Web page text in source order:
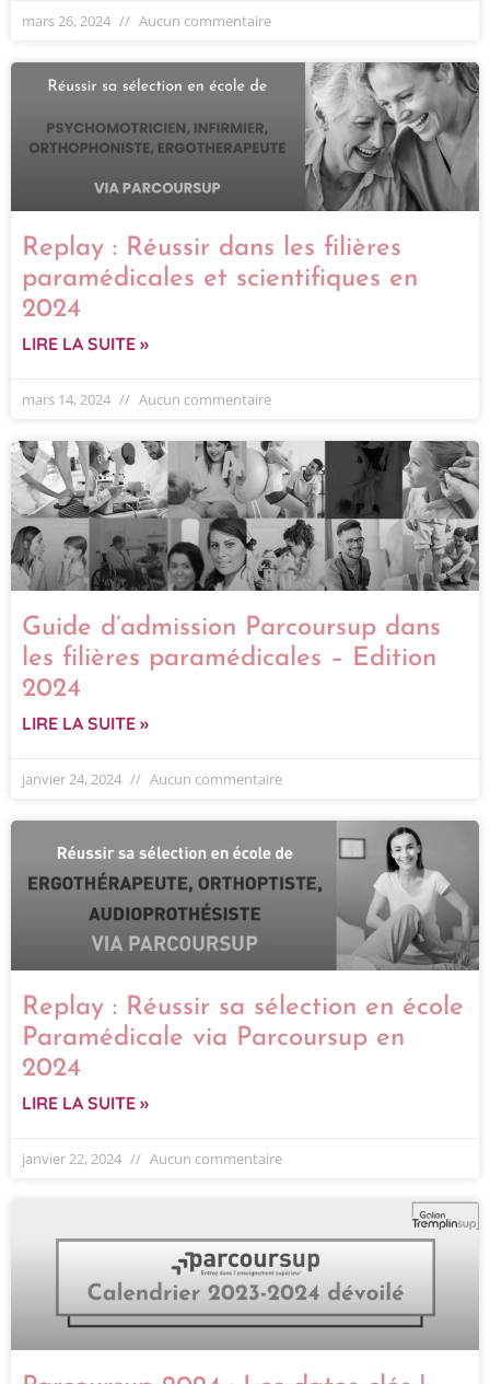
mars 26, 2024 Aucun commentaire
Replay : Réussir dans les filières
paramédicales et scientifiques en
2024
LIRE LA SUITE »
mars 14, 2024 Aucun commentaire
Guide d’admission Parcoursup dans
les filières paramédicales – Edition
2024
LIRE LA SUITE »
janvier 24, 2024 Aucun commentaire
Replay : Réussir sa sélection en école
Paramédicale via Parcoursup en
2024
LIRE LA SUITE »
janvier 22, 2024 Aucun commentaire